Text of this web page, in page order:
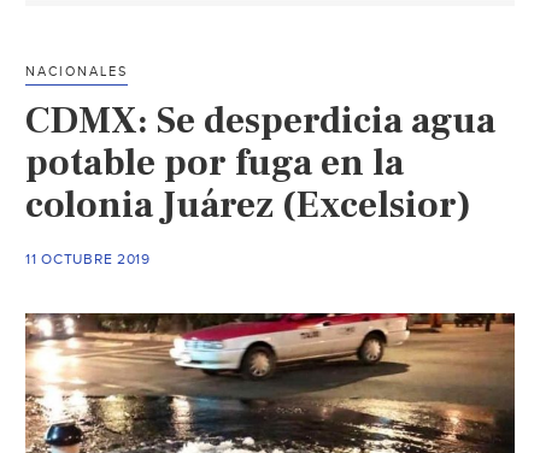
aguas
NACIONALES
CDMX: Se desperdicia agua
potable por fuga en la
colonia Juárez (Excelsior)
11 OCTUBRE 2019